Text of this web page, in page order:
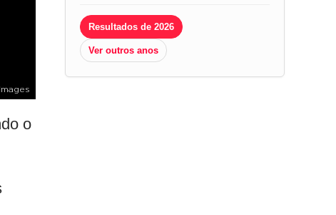
o
Resultados de 2026
Ver outros anos